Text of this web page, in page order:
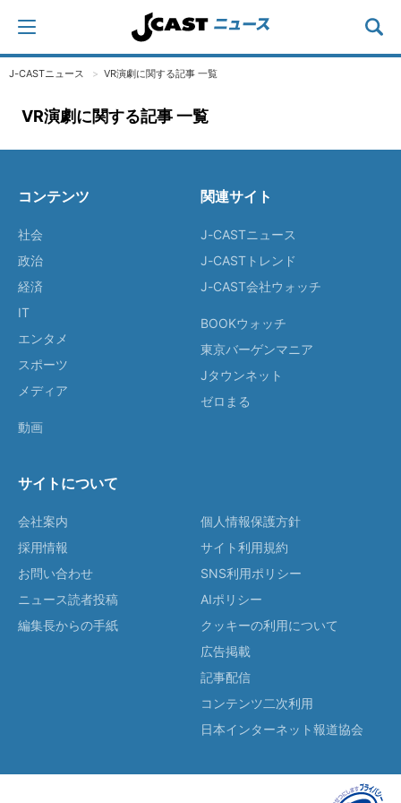
J-CASTニュース VR演劇に関する記事 一覧
VR演劇に関する記事 一覧
コンテンツ
社会
政治
経済
IT
エンタメ
スポーツ
メディア
動画
関連サイト
J-CASTニュース
J-CASTトレンド
J-CAST会社ウォッチ
BOOKウォッチ
東京バーゲンマニア
Jタウンネット
ゼロまる
サイトについて
会社案内
採用情報
お問い合わせ
ニュース読者投稿
編集長からの手紙
個人情報保護方針
サイト利用規約
SNS利用ポリシー
AIポリシー
クッキーの利用について
広告掲載
記事配信
コンテンツ二次利用
日本インターネット報道協会